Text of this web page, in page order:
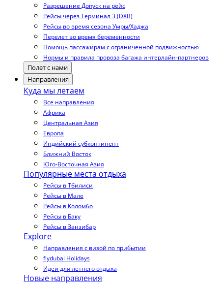
Разрешение Допуск на рейс
Рейсы через Терминал 3 (DXB)
Рейсы во время сезона Умры/Хаджа
Перелет во время беременности
Помощь пассажирам с ограниченной подвижностью
Нормы и правила провоза багажа интерлайн-партнеров
Полет с нами
Направления
Куда мы летаем
Все направления
Африка
Центральная Азия
Европа
Индийский субконтинент
Ближний Восток
Юго-Восточная Азия
Популярные места отдыха
Рейсы в Тбилиси
Рейсы в Мале
Рейсы в Коломбо
Рейсы в Баку
Рейсы в Занзибар
Explore
Направления с визой по прибытии
flydubai Holidays
Идеи для летнего отдыха
Новые направления